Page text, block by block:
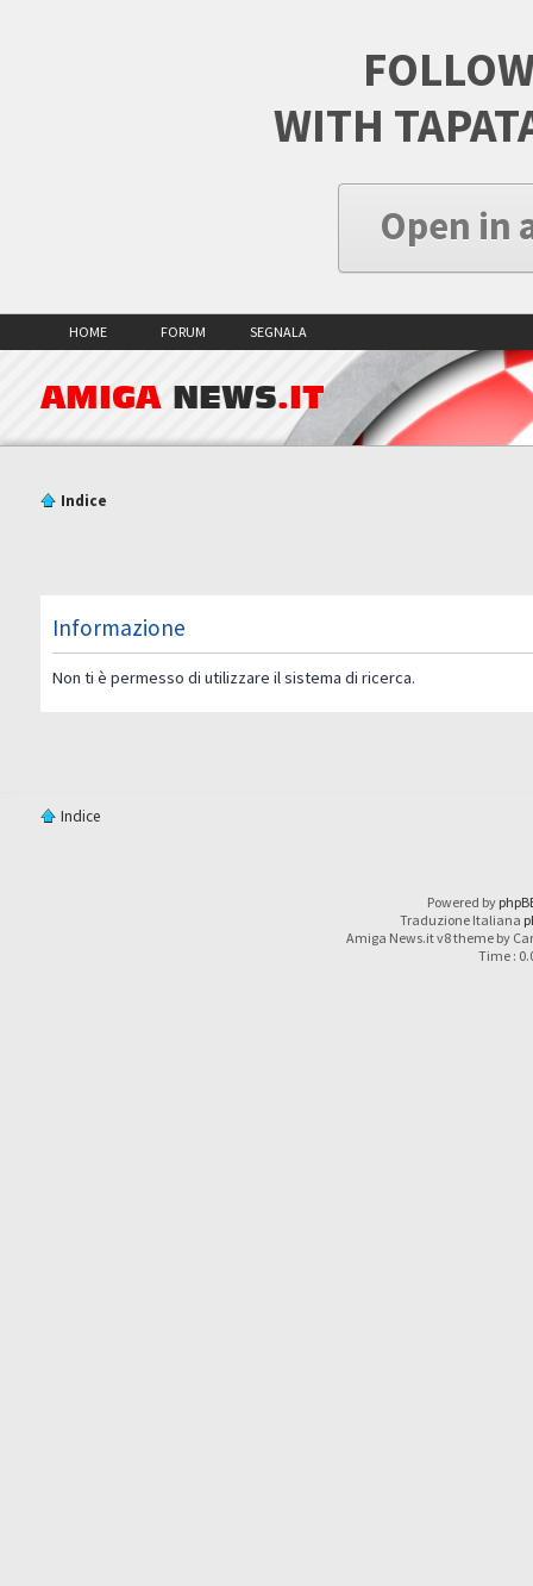
WITH
Open in
HOME FORUM SEGNALA
AMIGA NEWS.IT
Indice
Informazione
Non ti è permesso di utilizzare il sistema di ricerca.
Indice
Powered by
Traduzione Italiana
Amiga News.it v8 theme by
Time :